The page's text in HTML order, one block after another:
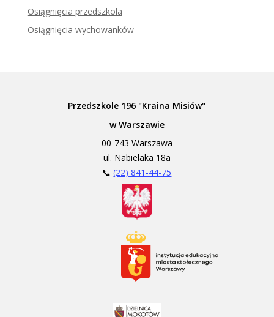
Osiągnięcia przedszkola
Osiągnięcia wychowanków
Przedszkole 196 "Kraina Misiów"
w Warszawie
00-743 Warszawa
ul. Nabielaka 18a
📞(22) 841-44-75